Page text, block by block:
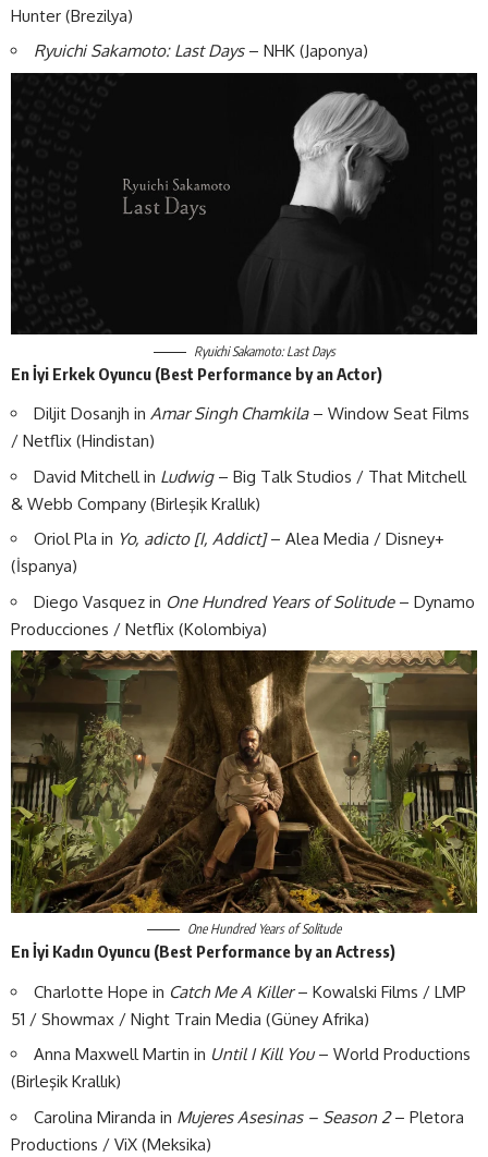
Hunter (Brezilya)
Ryuichi Sakamoto: Last Days– NHK (Japonya)
Ryuichi Sakamoto: Last Days
En İyi Erkek Oyuncu (Best Performance by an Actor)
Diljit Dosanjh in Amar Singh Chamkila– Window Seat Films
/ Netflix (Hindistan)
David Mitchell in Ludwig– Big Talk Studios / That Mitchell
& Webb Company (Birleşik Krallık)
Oriol Pla in Yo, adicto [I, Addict]– Alea Media / Disney+
(İspanya)
Diego Vasquez in One Hundred Years of Solitude– Dynamo
Producciones / Netflix (Kolombiya)
One Hundred Years of Solitude
En İyi Kadın Oyuncu (Best Performance by an Actress)
Charlotte Hope in Catch Me A Killer– Kowalski Films / LMP
51 / Showmax / Night Train Media (Güney Afrika)
Anna Maxwell Martin in Until I Kill You– World Productions
(Birleşik Krallık)
Carolina Miranda in Mujeres Asesinas – Season 2– Pletora
Productions / ViX (Meksika)